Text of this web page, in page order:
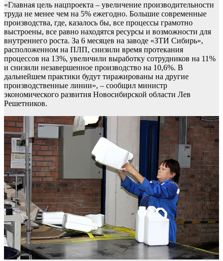
«Главная цель нацпроекта – увеличение производительности
труда не менее чем на 5% ежегодно. Большие современные
производства, где, казалось бы, все процессы грамотно
выстроены, все равно находятся ресурсы и возможности для
внутреннего роста. За 6 месяцев на заводе «ЗТИ Сибирь»,
расположенном на ПЛП, снизили время протекания
процессов на 13%, увеличили выработку сотрудников на 11%
и снизили незавершенное производство на 10,6%. В
дальнейшем практики будут тиражированы на другие
производственные линии», – сообщил министр
экономического развития Новосибирской области Лев
Решетников.